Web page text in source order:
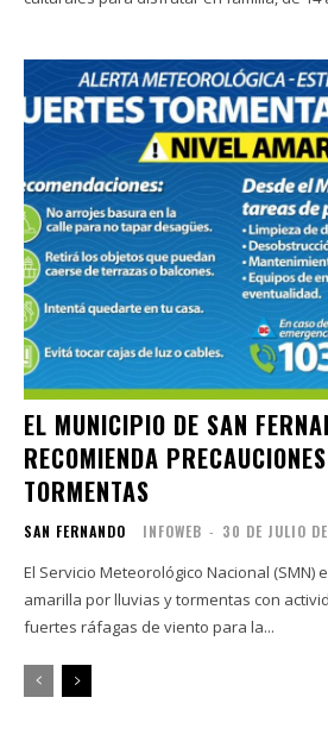
EL MUNICIPIO DE SAN
RECOMIENDA
TORMENTAS
SAN FERNANDO INFOWEB - 30 DE JULIO
El Servicio Meteorológico Nacional (SMN)
amarilla por lluvias y tormentas con
fuertes ráfagas de viento para la...